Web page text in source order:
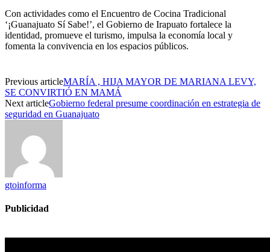
Con actividades como el Encuentro de Cocina Tradicional
‘¡Guanajuato Sí Sabe!’, el Gobierno de Irapuato fortalece la
identidad, promueve el turismo, impulsa la economía local y
fomenta la convivencia en los espacios públicos.
Previous articleMARÍA , HIJA MAYOR DE MARIANA LEVY,
SE CONVIRTIÓ EN MAMÁ
Next articleGobierno federal presume coordinación en estrategia de
seguridad en Guanajuato
gtoinforma
Publicidad